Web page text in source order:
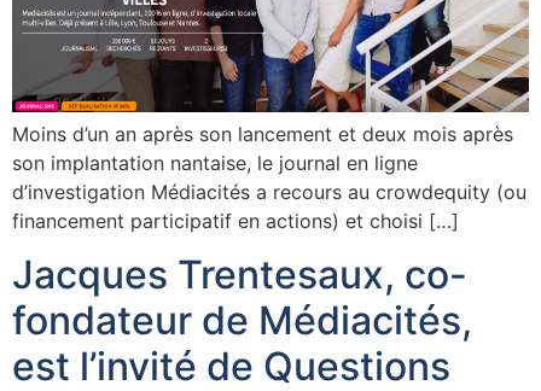
Moins d’un an après son lancement et deux mois après
son implantation nantaise, le journal en ligne
d’investigation Médiacités a recours au crowdequity (ou
financement participatif en actions) et choisi […]
Jacques Trentesaux, co-
fondateur de Médiacités,
est l’invité de Questions